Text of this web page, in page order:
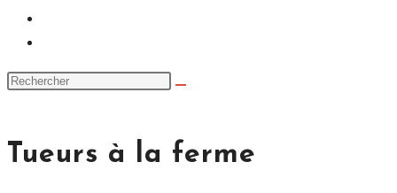
Tueurs à la ferme